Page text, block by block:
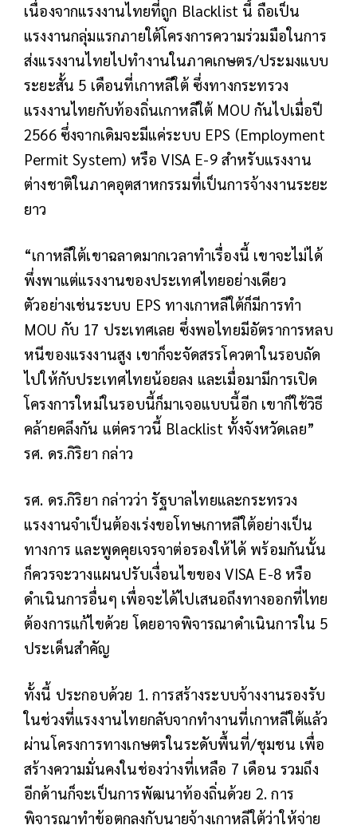
เนื่องจากแรงงานไทยที่ถูก Blacklist นี้ ถือเป็น
แรงงานกลุ่มแรกภายใต้โครงการความร่วมมือในการ
ส่งแรงงานไทยไปทำงานในภาคเกษตร/ประมงแบบ
ระยะสั้น 5 เดือนที่เกาหลีใต้ ซึ่งทางกระทรวง
แรงงานไทยกับท้องถิ่นเกาหลีใต้ MOU กันไปเมื่อปี
2566 ซึ่งจากเดิมจะมีแค่ระบบ EPS (Employment
Permit System) หรือ VISA E-9 สำหรับแรงงาน
ต่างชาติในภาคอุตสาหกรรมที่เป็นการจ้างงานระยะ
ยาว
“เกาหลีใต้เขาฉลาดมากเวลาทำเรื่องนี้ เขาจะไม่ได้
พึ่งพาแต่แรงงานของประเทศไทยอย่างเดียว
ตัวอย่างเช่นระบบ EPS ทางเกาหลีใต้ก็มีการทำ
MOU กับ 17 ประเทศเลย ซึ่งพอไทยมีอัตราการหลบ
หนีของแรงงานสูง เขาก็จะจัดสรรโควตาในรอบถัด
ไปให้กับประเทศไทยน้อยลง และเมื่อมามีการเปิด
โครงการใหม่ในรอบนี้ก็มาเจอแบบนี้อีก เขาก็ใช้วิธี
คล้ายคลึงกัน แต่คราวนี้ Blacklist ทั้งจังหวัดเลย”
รศ. ดร.กิริยา กล่าว
รศ. ดร.กิริยา กล่าวว่า รัฐบาลไทยและกระทรวง
แรงงานจำเป็นต้องเร่งขอโทษเกาหลีใต้อย่างเป็น
ทางการ และพูดคุยเจรจาต่อรองให้ได้ พร้อมกันนั้น
ก็ควรจะวางแผนปรับเงื่อนไขของ VISA E-8 หรือ
ดำเนินการอื่นๆ เพื่อจะได้ไปเสนอถึงทางออกที่ไทย
ต้องการแก้ไขด้วย โดยอาจพิจารณาดำเนินการใน 5
ประเด็นสำคัญ
ทั้งนี้ ประกอบด้วย 1. การสร้างระบบจ้างงานรองรับ
ในช่วงที่แรงงานไทยกลับจากทำงานที่เกาหลีใต้แล้ว
ผ่านโครงการทางเกษตรในระดับพื้นที่/ชุมชน เพื่อ
สร้างความมั่นคงในช่องว่างที่เหลือ 7 เดือน รวมถึง
อีกด้านก็จะเป็นการพัฒนาท้องถิ่นด้วย 2. การ
พิจารณาทำข้อตกลงกับนายจ้างเกาหลีใต้ว่าให้จ่าย